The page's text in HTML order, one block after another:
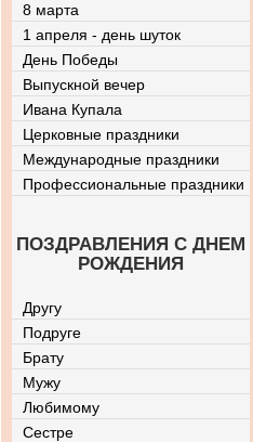
8 марта
1 апреля - день шуток
День Победы
Выпускной вечер
Ивана Купала
Церковные праздники
Международные праздники
Профессиональные праздники
ПОЗДРАВЛЕНИЯ С ДНЕМ
РОЖДЕНИЯ
Другу
Подруге
Брату
Мужу
Любимому
Сестре